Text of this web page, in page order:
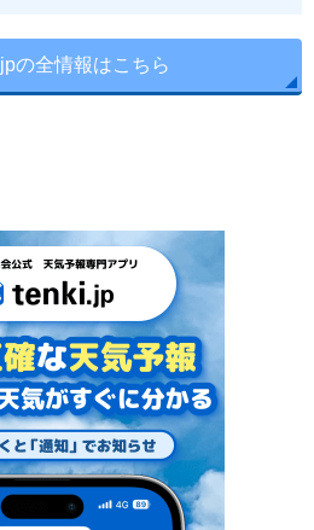
の全情報はこちら